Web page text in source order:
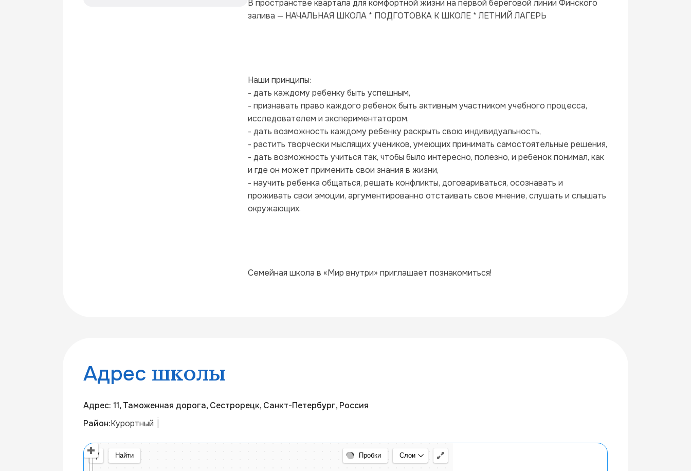
В пространстве квартала для комфортной жизни на первой береговой линии Финского
залива — НАЧАЛЬНАЯ ШКОЛА * ПОДГОТОВКА К ШКОЛЕ * ЛЕТНИЙ ЛАГЕРЬ
Наши принципы:
- дать каждому ребенку быть успешным,
- признавать право каждого ребенок быть активным участником учебного процесса,
исследователем и экспериментатором,
- дать возможность каждому ребенку раскрыть свою индивидуальность,
- растить творчески мыслящих учеников, умеющих принимать самостоятельные решения,
- дать возможность учиться так, чтобы было интересно, полезно, и ребенок понимал, как
и где он может применить свои знания в жизни,
- научить ребенка общаться, решать конфликты, договариваться, осознавать и
проживать свои эмоции, аргументированно отстаивать свое мнение, слушать и слышать
окружающих.
Семейная школа в «Мир внутри» приглашает познакомиться!
Адрес школы
Адрес: 11, Таможенная дорога, Сестрорецк, Санкт-Петербург, Россия
Район:Курортный
Найти Пробки Слои